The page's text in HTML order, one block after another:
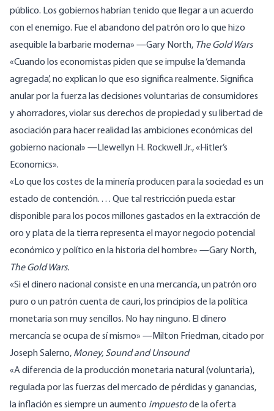
público. Los gobiernos habrían tenido que llegar a un acuerdo
con el enemigo. Fue el abandono del patrón oro lo que hizo
asequible la barbarie moderna» —Gary North, The Gold Wars
«Cuando los economistas piden que se impulse la ‘demanda
agregada’, no explican lo que eso significa realmente. Significa
anular por la fuerza las decisiones voluntarias de consumidores
y ahorradores, violar sus derechos de propiedad y su libertad de
asociación para hacer realidad las ambiciones económicas del
gobierno nacional» —Llewellyn H. Rockwell Jr., «Hitler’s
Economics».
«Lo que los costes de la minería producen para la sociedad es un
estado de contención. . . . Que tal restricción pueda estar
disponible para los pocos millones gastados en la extracción de
oro y plata de la tierra representa el mayor negocio potencial
económico y político en la historia del hombre» —Gary North,
The Gold Wars.
«Si el dinero nacional consiste en una mercancía, un patrón oro
puro o un patrón cuenta de cauri, los principios de la política
monetaria son muy sencillos. No hay ninguno. El dinero
mercancía se ocupa de sí mismo» —Milton Friedman, citado por
Joseph Salerno, Money, Sound and Unsound
«A diferencia de la producción monetaria natural (voluntaria),
regulada por las fuerzas del mercado de pérdidas y ganancias,
la inflación es siempre un aumento impuestode la oferta